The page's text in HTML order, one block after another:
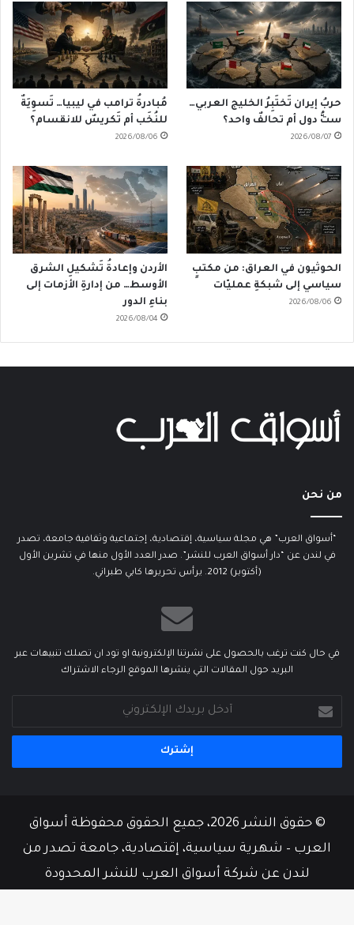
حربُ إيران تَختَبِرُ الخليج العربي…
ستُّ دول أم تحالفٌ واحد؟
2026/08/07
مُبادرةُ ترامب في ليبيا… تَسوِيَةٌ
للنُخَب أم تَكريسٌ للانقسام؟
2026/08/06
الحوثيون في العراق: من مكتبٍ
سياسي إلى شبكةِ عمليّات
2026/08/06
الأردن وإعادةُ تَشكيلِ الشرق
الأوسط… من إدارةِ الأزمات إلى
بناءِ الدور
2026/08/04
من نحن
“أسواق العرب” هي مجلة سياسية، إقتصادية، إجتماعية وثقافية جامعة، تصدر
في لندن عن “دار أسواق العرب للنشر”. صدر العدد الأول منها في تشرين الأول
(أكتوبر) 2012. يرأس تحريرها كابي طبراني.
في حال كنت ترغب بالحصول على نشرتنا الإلكترونية او تود ان تصلك تنبيهات عبر
البريد حول المقالات التي ينشرها الموقع الرجاء الاشتراك
بريدك
الإلكتروني
© حقوق النشر 2026، جميع الحقوق محفوظة أسواق
العرب – شهرية سياسية، إقتصادية، جامعة تصدر من
لندن عن شركة أسواق العرب للنشر المحدودة